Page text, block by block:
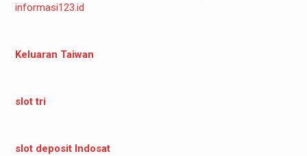
informasi123.id
Keluaran Taiwan
slot tri
slot deposit Indosat